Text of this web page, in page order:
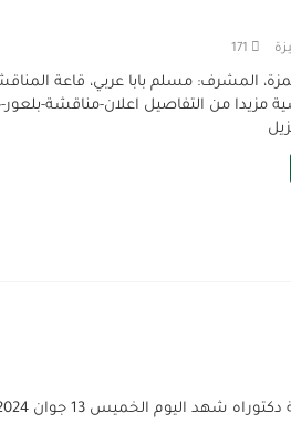
171
المشرف: مسلم بابا عربي، قاعة
مزيدا من التفاصيل اعلان-مناقشة-